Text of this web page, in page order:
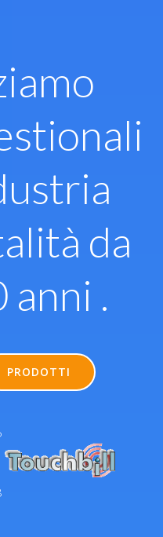
da
.
PRODOTTI